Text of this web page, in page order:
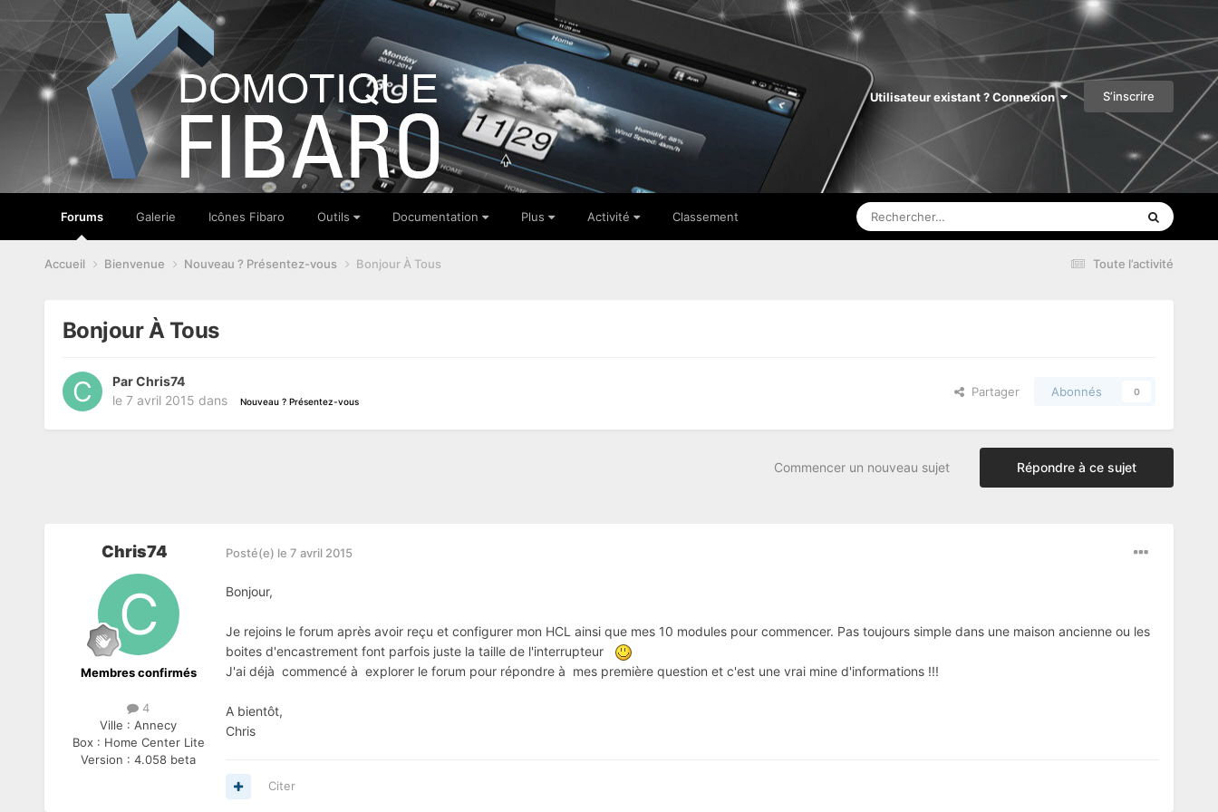
Utilisateur existant ? Connexion S’inscrire
Forums Galerie Icônes Fibaro Outils Documentation Plus Activité Classement
Toute l’activité
Accueil Bienvenue Nouveau ? Présentez-vous Bonjour À Tous
Bonjour À Tous
ParChris74
le 7 avril 2015 dans Nouveau ? Présentez-vous
Partager Abonnés 0
Répondre à ce sujet
Commencer un nouveau sujet
Chris74
Membres confirmés
4
Ville :Annecy
Box : Home Center Lite
Version :4.058 beta
Posté(e) le 7 avril 2015
Bonjour,
Je rejoins le forum après avoir reçu et configurer mon HCL ainsi que mes 10 modules pour commencer. Pas toujours simple dans une maison ancienne ou les
boites d'encastrement font parfois juste la taille de l'interrupteur
J'ai déjà commencé à explorer le forum pour répondre à mes première question et c'est une vrai mine d'informations !!!
A bientôt,
Chris
Citer